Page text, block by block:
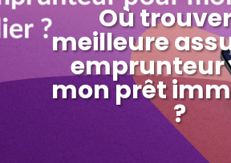
Où
meilleure
emprunteur
mon prêt
?